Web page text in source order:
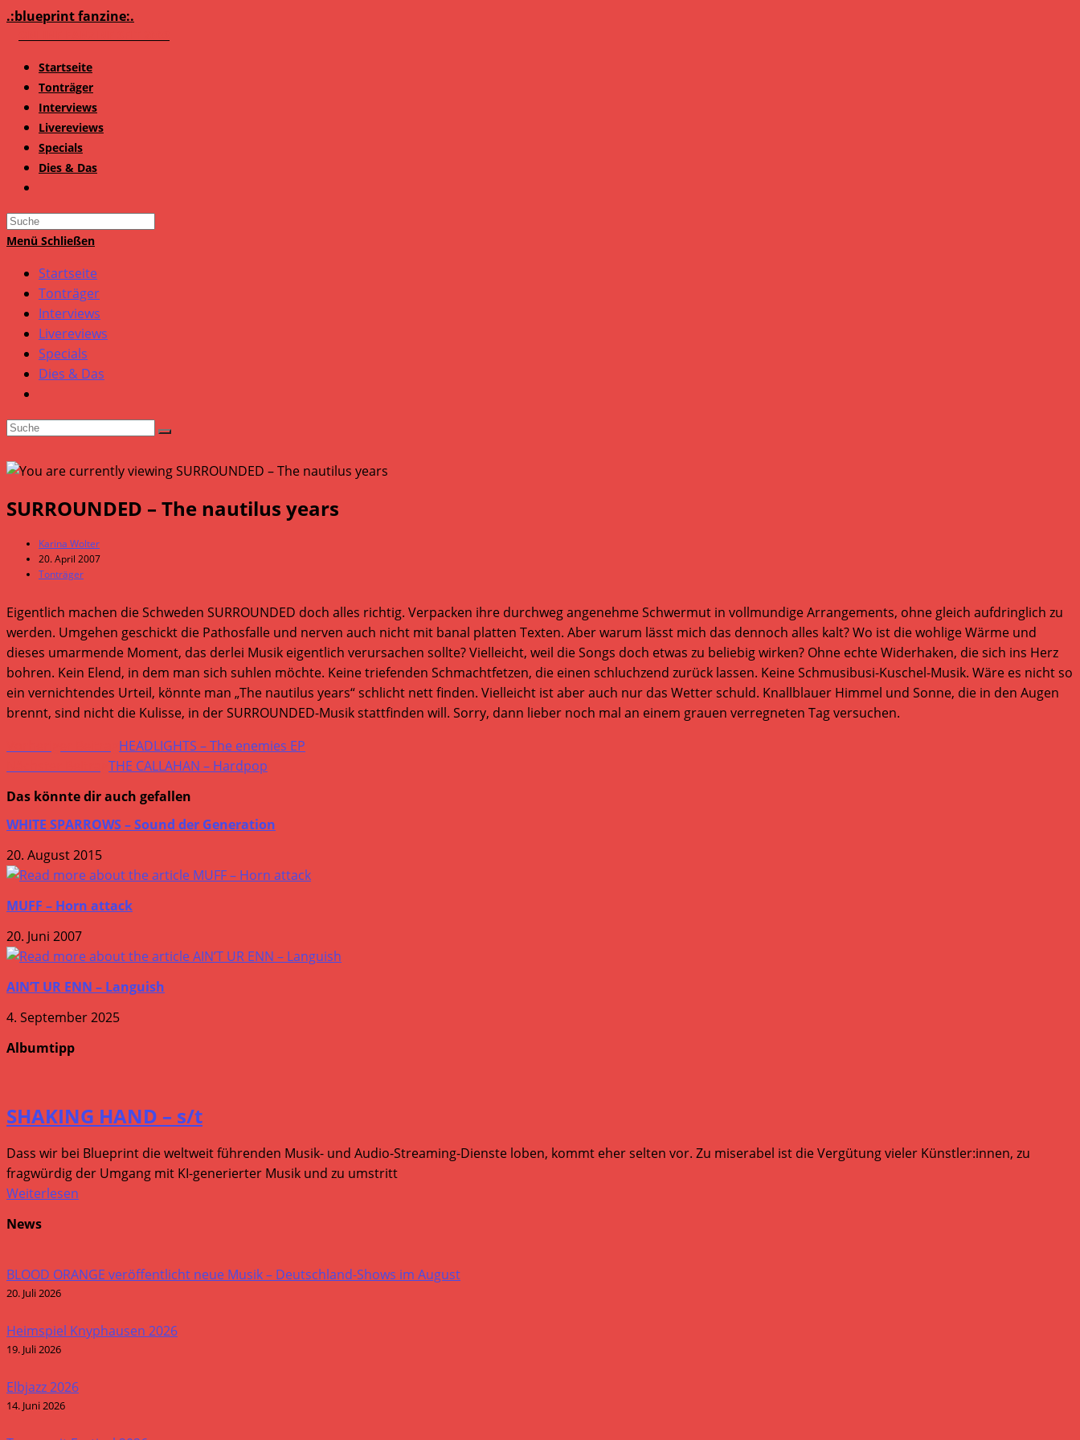
Zum
.:blueprint fanzine:.
Startseite
Tonträger
Interviews
Livereviews
Specials
Dies & Das
Search
this
Menü Schließen
Startseite
Tonträger
Interviews
Livereviews
Specials
Dies & Das
SURROUNDED – The nautilus years
Beitrags-
Autor:
Karina Wolter
Beitrag
veröffentlicht:
20. April 2007
Beitrags-
Tonträger
Eigentlich machen die Schweden SURROUNDED doch alles richtig. Verpacken ihre durchweg angenehme Schwermut in vollmundige Arrangements, ohne gleich aufdringlich zu
werden. Umgehen geschickt die Pathosfalle und nerven auch nicht mit banal platten Texten. Aber warum lässt mich das dennoch alles kalt? Wo ist die wohlige Wärme und
dieses umarmende Moment, das derlei Musik eigentlich verursachen sollte? Vielleicht, weil die Songs doch etwas zu beliebig wirken? Ohne echte Widerhaken, die sich ins Herz
bohren. Kein Elend, in dem man sich suhlen möchte. Keine triefenden Schmachtfetzen, die einen schluchzend zurück lassen. Keine Schmusibusi-Kuschel-Musik. Wäre es nicht so
ein vernichtendes Urteil, könnte man „The nautilus years“ schlicht nett finden. Vielleicht ist aber auch nur das Wetter schuld. Knallblauer Himmel und Sonne, die in den Augen
brennt, sind nicht die Kulisse, in der SURROUNDED-Musik stattfinden will. Sorry, dann lieber noch mal an einem grauen verregneten Tag versuchen.
Weitere
Artikel
ansehen
HEADLIGHTS – The enemies EP
THE CALLAHAN – Hardpop
Das könnte dir auch gefallen
WHITE SPARROWS – Sound der Generation
20. August 2015
MUFF – Horn attack
20. Juni 2007
AIN’T UR ENN – Languish
4. September 2025
Albumtipp
SHAKING HAND – s/t
Dass wir bei Blueprint die weltweit führenden Musik- und Audio-Streaming-Dienste loben, kommt eher selten vor. Zu miserabel ist die Vergütung vieler Künstler:innen, zu
fragwürdig der Umgang mit KI-generierter Musik und zu umstritt
Weiterlesen
News
BLOOD ORANGE veröffentlicht neue Musik – Deutschland-Shows im August
20. Juli 2026
Heimspiel Knyphausen 2026
19. Juli 2026
Elbjazz 2026
14. Juni 2026